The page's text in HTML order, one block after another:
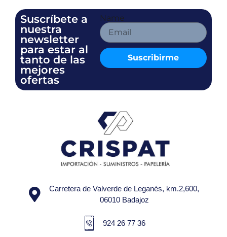
Name
Suscribirme
Suscríbete a
nuestra
newsletter
para estar al
tanto de las
mejores
ofertas
Carretera de Valverde de Leganés, km.2,600,
06010 Badajoz
924 26 77 36